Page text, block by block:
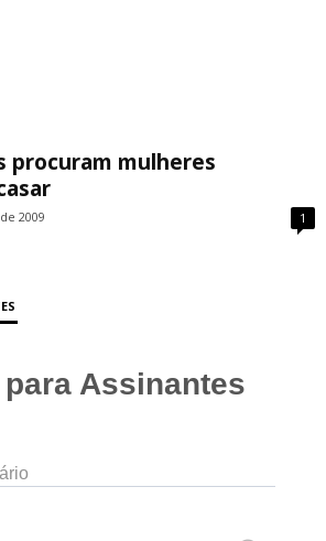
procuram mulheres
2009 1
Assinantes